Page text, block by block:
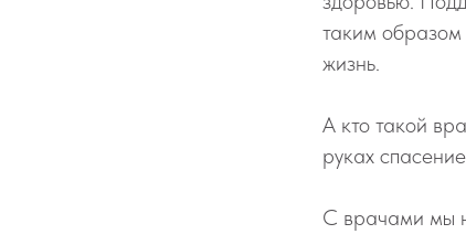
таким
жизнь.
А кто такой
руках
С врачами мы